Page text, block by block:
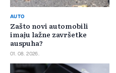
AUTO
Zašto novi automobili
imaju lažne završetke
auspuha?
01. 08. 2026.